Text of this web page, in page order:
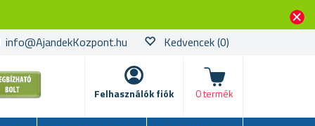
info@AjandekKozpont.hu Kedvencek(0)
Felhasználók fiók
kosár
0 termék